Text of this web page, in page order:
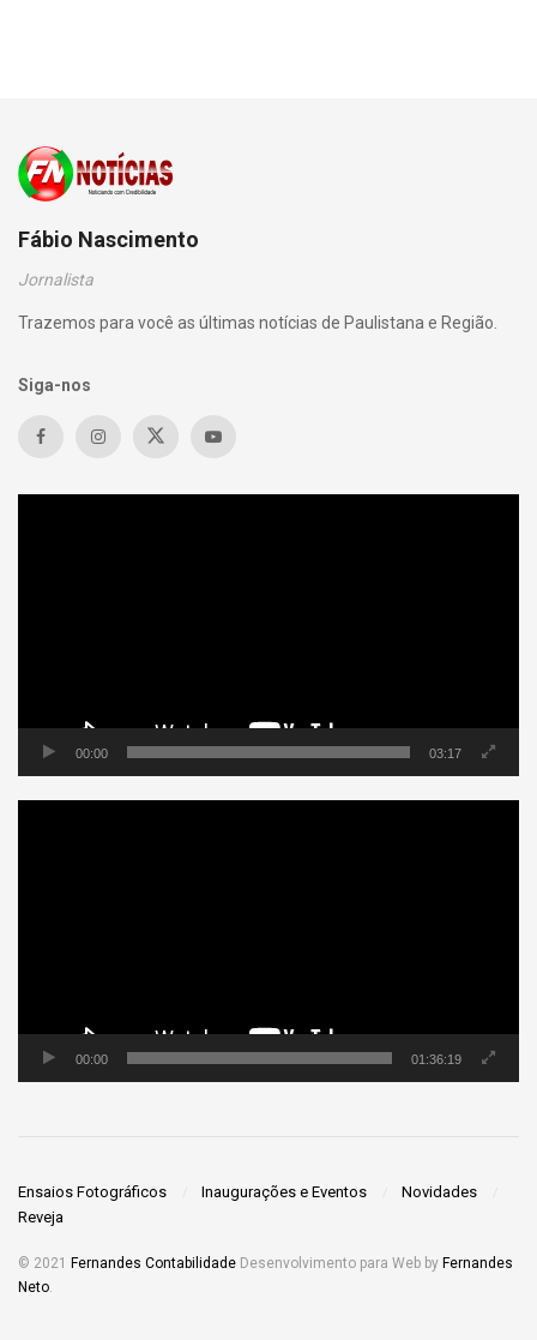
Fábio Nascimento
Jornalista
Trazemos para você as últimas notícias de Paulistana e Região.
Siga-nos
00:00 03:17
00:00 01:36:19
Ensaios Fotográficos Inaugurações e Eventos
Novidades
Reveja
© 2021 Fernandes Contabilidade Desenvolvimento para Web by Fernandes
Neto